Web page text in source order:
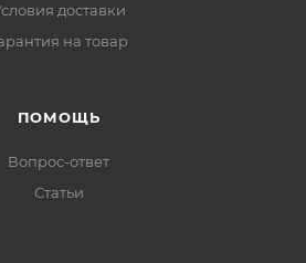
доставки
на товар
ПОМОЩЬ
Вопрос-ответ
Статьи